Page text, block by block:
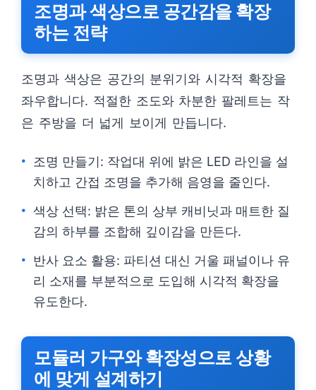
조명과 색상으로 공간감을 확장
하는 전략
조명과 색상은 공간의 분위기와 시각적 확장을
좌우합니다. 적절한 조도와 차분한 팔레트는 작
은 주방을 더 넓게 보이게 만듭니다.
조명 만들기: 작업대 위에 밝은 LED 라인을 설
치하고 간접 조명을 추가해 음영을 줄인다.
색상 선택: 밝은 톤의 상부 캐비닛과 매트한 질
감의 하부를 조합해 깊이감을 만든다.
반사 요소 활용: 파티션 대신 거울 패널이나 유
리 소재를 부분적으로 도입해 시각적 확장을
유도한다.
모듈러 가구와 확장성으로 상황
에 맞게 설계하기